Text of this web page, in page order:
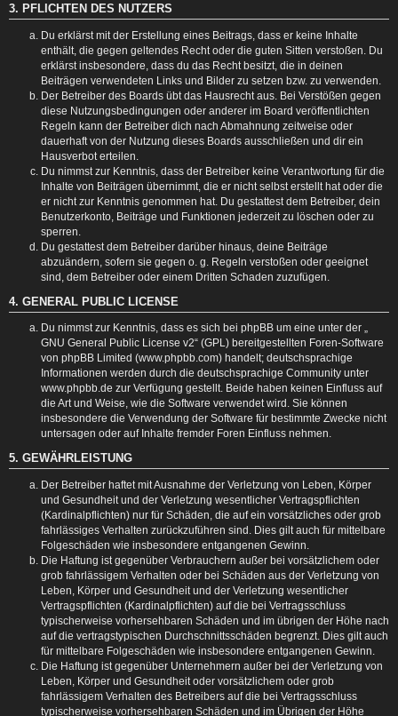
3. PFLICHTEN DES NUTZERS
Du erklärst mit der Erstellung eines Beitrags, dass er keine Inhalte
enthält, die gegen geltendes Recht oder die guten Sitten verstoßen. Du
erklärst insbesondere, dass du das Recht besitzt, die in deinen
Beiträgen verwendeten Links und Bilder zu setzen bzw. zu verwenden.
Der Betreiber des Boards übt das Hausrecht aus. Bei Verstößen gegen
diese Nutzungsbedingungen oder anderer im Board veröffentlichten
Regeln kann der Betreiber dich nach Abmahnung zeitweise oder
dauerhaft von der Nutzung dieses Boards ausschließen und dir ein
Hausverbot erteilen.
Du nimmst zur Kenntnis, dass der Betreiber keine Verantwortung für die
Inhalte von Beiträgen übernimmt, die er nicht selbst erstellt hat oder die
er nicht zur Kenntnis genommen hat. Du gestattest dem Betreiber, dein
Benutzerkonto, Beiträge und Funktionen jederzeit zu löschen oder zu
sperren.
Du gestattest dem Betreiber darüber hinaus, deine Beiträge
abzuändern, sofern sie gegen o. g. Regeln verstoßen oder geeignet
sind, dem Betreiber oder einem Dritten Schaden zuzufügen.
4. GENERAL PUBLIC LICENSE
Du nimmst zur Kenntnis, dass es sich bei phpBB um eine unter der „
GNU General Public License v2“ (GPL) bereitgestellten Foren-Software
von phpBB Limited (www.phpbb.com) handelt; deutschsprachige
Informationen werden durch die deutschsprachige Community unter
www.phpbb.de zur Verfügung gestellt. Beide haben keinen Einfluss auf
die Art und Weise, wie die Software verwendet wird. Sie können
insbesondere die Verwendung der Software für bestimmte Zwecke nicht
untersagen oder auf Inhalte fremder Foren Einfluss nehmen.
5. GEWÄHRLEISTUNG
Der Betreiber haftet mit Ausnahme der Verletzung von Leben, Körper
und Gesundheit und der Verletzung wesentlicher Vertragspflichten
(Kardinalpflichten) nur für Schäden, die auf ein vorsätzliches oder grob
fahrlässiges Verhalten zurückzuführen sind. Dies gilt auch für mittelbare
Folgeschäden wie insbesondere entgangenen Gewinn.
Die Haftung ist gegenüber Verbrauchern außer bei vorsätzlichem oder
grob fahrlässigem Verhalten oder bei Schäden aus der Verletzung von
Leben, Körper und Gesundheit und der Verletzung wesentlicher
Vertragspflichten (Kardinalpflichten) auf die bei Vertragsschluss
typischerweise vorhersehbaren Schäden und im übrigen der Höhe nach
auf die vertragstypischen Durchschnittsschäden begrenzt. Dies gilt auch
für mittelbare Folgeschäden wie insbesondere entgangenen Gewinn.
Die Haftung ist gegenüber Unternehmern außer bei der Verletzung von
Leben, Körper und Gesundheit oder vorsätzlichem oder grob
fahrlässigem Verhalten des Betreibers auf die bei Vertragsschluss
typischerweise vorhersehbaren Schäden und im Übrigen der Höhe